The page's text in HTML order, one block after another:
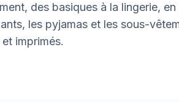
des basiques à la lingerie,
les pyjamas et les sous-
imprimés.